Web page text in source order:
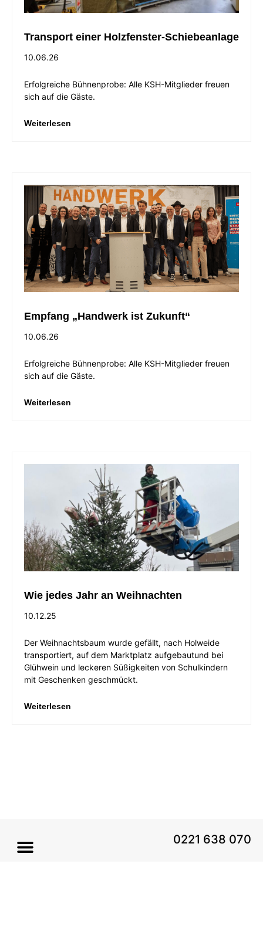
Transport einer Holzfenster-Schiebeanlage
10.06.26
Erfolgreiche Bühnenprobe: Alle KSH-Mitglieder freuen
sich auf die Gäste.
Weiterlesen
Empfang „Handwerk ist Zukunft“
10.06.26
Erfolgreiche Bühnenprobe: Alle KSH-Mitglieder freuen
sich auf die Gäste.
Weiterlesen
Wie jedes Jahr an Weihnachten
10.12.25
Der Weihnachtsbaum wurde gefällt, nach Holweide
transportiert, auf dem Marktplatz aufgebautund bei
Glühwein und leckeren Süßigkeiten von Schulkindern
mit Geschenken geschmückt.
Weiterlesen
0221 638 070